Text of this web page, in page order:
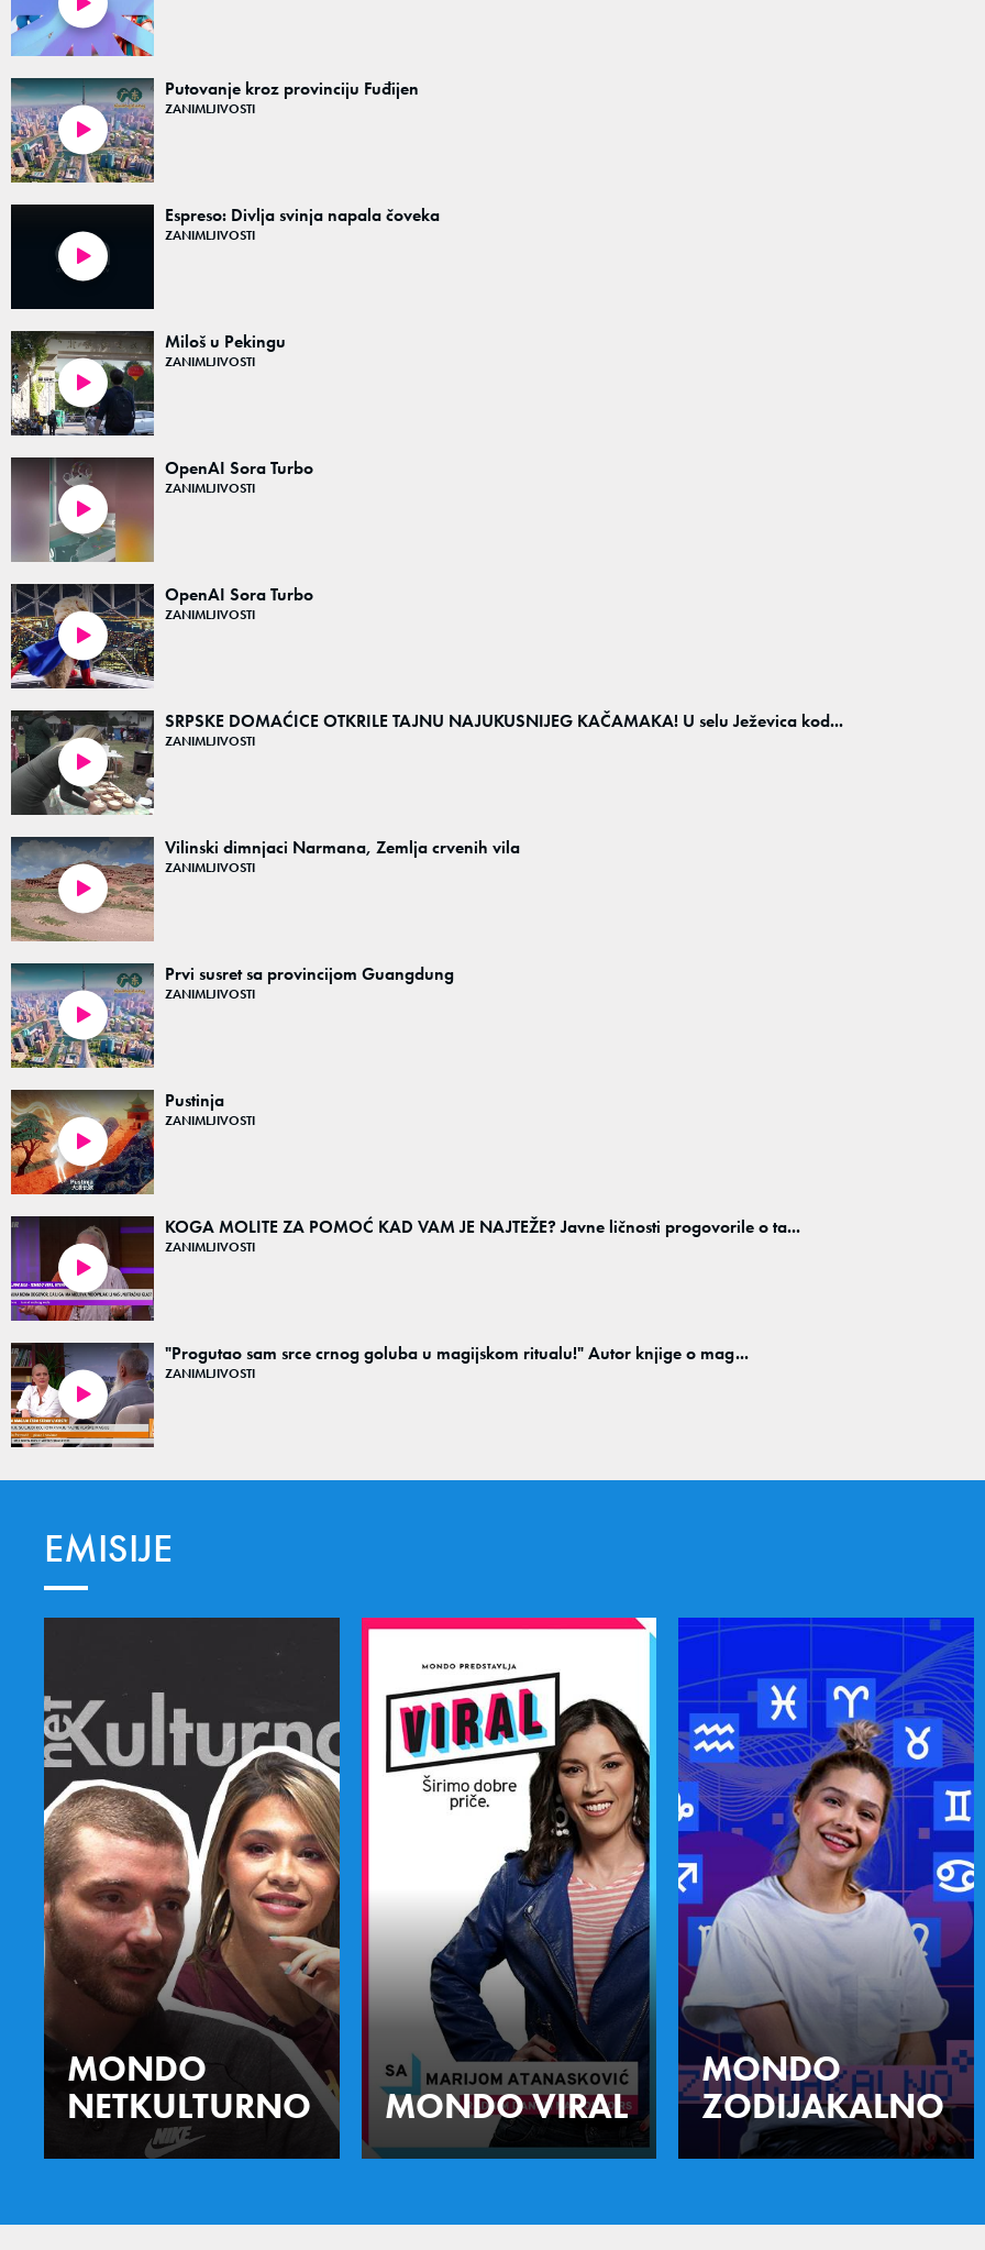
Putovanje kroz provinciju Fuđijen
ZANIMLJIVOSTI
Espreso: Divlja svinja napala čoveka
ZANIMLJIVOSTI
Miloš u Pekingu
ZANIMLJIVOSTI
OpenAI Sora Turbo
ZANIMLJIVOSTI
OpenAI Sora Turbo
ZANIMLJIVOSTI
SRPSKE DOMAĆICE OTKRILE TAJNU NAJUKUSNIJEG KAČAMAKA! U selu Ježevica kod...
ZANIMLJIVOSTI
Vilinski dimnjaci Narmana, Zemlja crvenih vila
ZANIMLJIVOSTI
Prvi susret sa provincijom Guangdung
ZANIMLJIVOSTI
Pustinja
ZANIMLJIVOSTI
KOGA MOLITE ZA POMOĆ KAD VAM JE NAJTEŽE? Javne ličnosti progovorile o ta...
ZANIMLJIVOSTI
"Progutao sam srce crnog goluba u magijskom ritualu!" Autor knjige o mag...
ZANIMLJIVOSTI
EMISIJE
MONDO
NETKULTURNO
MONDO VIRAL
MONDO
ZODIJAKALNO